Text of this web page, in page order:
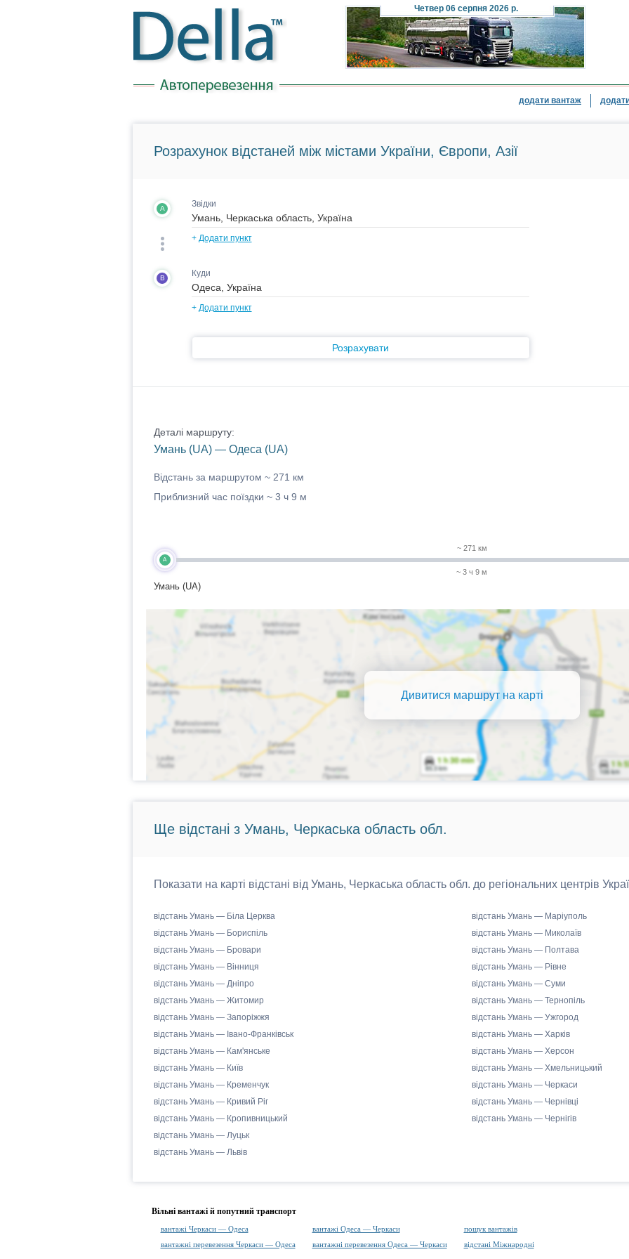
Четвер 06 серпня 2026 р.
додати вантаж
Розрахунок відстаней між містами України, Європи, Азії
A Звідки
+ Додати пункт
B Куди
+ Додати пункт
Розрахувати
Деталі маршруту:
Умань (UA) — Одеса (UA)
Відстань за маршрутом ~ 271 км
Приблизний час поїздки ~ 3 ч 9 м
A
Умань (UA)
~ 271 км
~ 3 ч 9 м
Дивитися маршрут на карті
Ще відстані з Умань, Черкаська область обл.
Показати на карті відстані від Умань, Черкаська область обл. до регіональних центрів
відстань Умань — Біла Церква
відстань Умань — Бориспіль
відстань Умань — Бровари
відстань Умань — Вінниця
відстань Умань — Дніпро
відстань Умань — Житомир
відстань Умань — Запоріжжя
відстань Умань — Івано-Франківськ
відстань Умань — Кам'янське
відстань Умань — Київ
відстань Умань — Кременчук
відстань Умань — Кривий Ріг
відстань Умань — Кропивницький
відстань Умань — Луцьк
відстань Умань — Львів
відстань Умань — Маріуполь
відстань Умань — Миколаїв
відстань Умань — Полтава
відстань Умань — Рівне
відстань Умань — Суми
відстань Умань — Тернопіль
відстань Умань — Ужгород
відстань Умань — Харків
відстань Умань — Херсон
відстань Умань — Хмельницький
відстань Умань — Черкаси
відстань Умань — Чернівці
відстань Умань — Чернігів
Вільні вантажі й попутний транспорт
вантажі Черкаси — Одеса вантажі Одеса — Черкаси
пошук вантажів
вантажні перевезення Черкаси — Одеса
вантажні перевезення Одеса — Черкаси відстані Міжнародні